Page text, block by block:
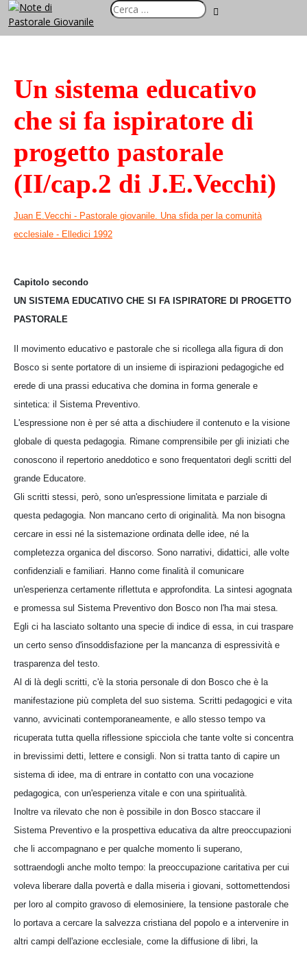
Un sistema educativo
che si fa ispiratore di
progetto pastorale
(II/cap.2 di J.E.Vecchi)
Juan E.Vecchi - Pastorale giovanile. Una sfida per la comunità
ecclesiale - Elledici 1992
Capitolo secondo
UN SISTEMA EDUCATIVO CHE SI FA ISPIRATORE DI PROGETTO
PASTORALE
Il movimento educativo e pastorale che si ricollega alla figura di don
Bosco si sente portatore di un insieme di ispirazioni pedagogiche ed
erede di una prassi educativa che domina in forma generale e
sintetica: il Sistema Preventivo.
L'espressione non è per sé atta a dischiudere il contenuto e la visione
globale di questa pedagogia. Rimane comprensibile per gli iniziati che
conoscono il repertorio aneddotico e sono frequentatori degli scritti del
grande Educatore.
Gli scritti stessi, però, sono un'espressione limitata e parziale di
questa pedagogia. Non mancano certo di originalità. Ma non bisogna
cercare in essi né la sistemazione ordinata delle idee, né la
completezza organica del discorso. Sono narrativi, didattici, alle volte
confidenziali e familiari. Hanno come finalità il comunicare
un'esperienza certamente riflettuta e approfondita. La sintesi agognata
e promessa sul Sistema Preventivo don Bosco non l'ha mai stesa.
Egli ci ha lasciato soltanto una specie di indice di essa, in cui traspare
un certo senso d'insoddisfazione per la mancanza di espressività e
trasparenza del testo.
Al di là degli scritti, c'è la storia personale di don Bosco che è la
manifestazione più completa del suo sistema. Scritti pedagogici e vita
vanno, avvicinati contemporaneamente, e allo stesso tempo va
ricuperata tutta quella riflessione spicciola che tante volte si concentra
in brevissimi detti, lettere e consigli. Non si tratta tanto di capire un
sistema di idee, ma di entrare in contatto con una vocazione
pedagogica, con un'esperienza vitale e con una spiritualità.
Inoltre va rilevato che non è possibile in don Bosco staccare il
Sistema Preventivo e la prospettiva educativa da altre preoccupazioni
che li accompagnano e per qualche momento li superano,
sottraendogli anche molto tempo: la preoccupazione caritativa per cui
voleva liberare dalla povertà e dalla miseria i giovani, sottomettendosi
per loro al compito gravoso di elemosiniere, la tensione pastorale che
lo portava a cercare la salvezza cristiana del popolo e a intervenire in
altri campi dell'azione ecclesiale, come la diffusione di libri, la